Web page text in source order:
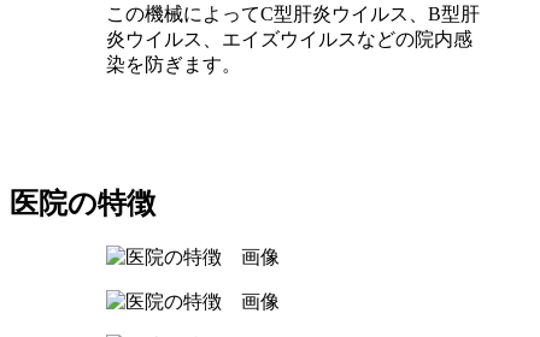
この機械によってC型肝炎ウイルス、B型肝
炎ウイルス、エイズウイルスなどの院内感
染を防ぎます。
医院の特徴